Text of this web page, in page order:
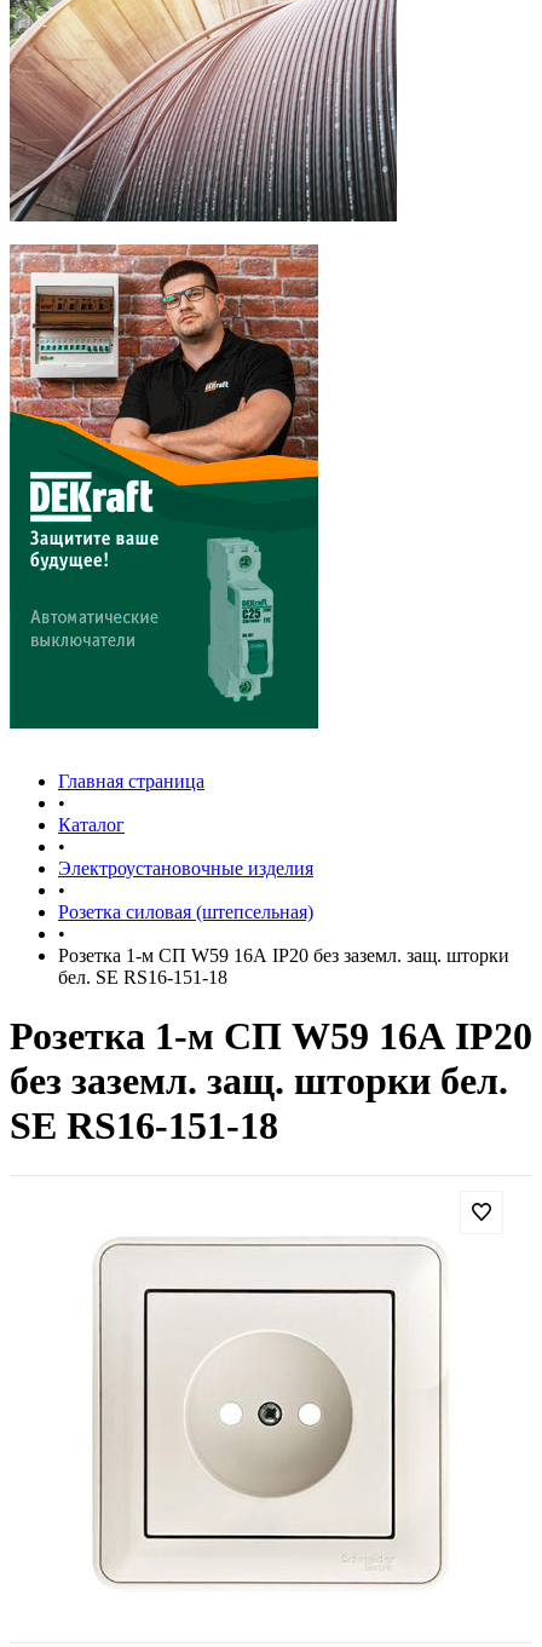
Главная страница
•
Каталог
•
Электроустановочные изделия
•
Розетка силовая (штепсельная)
•
Розетка 1-м СП W59 16А IP20 без заземл. защ. шторки
бел. SE RS16-151-18
Розетка 1-м СП W59 16А IP20
без заземл. защ. шторки бел.
SE RS16-151-18